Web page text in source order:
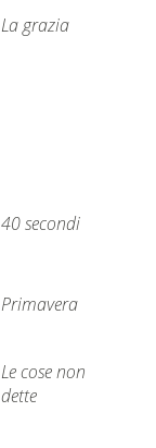
La grazia
40 secondi
Primavera
Le cose non
dette